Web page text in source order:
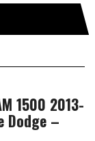
1500 2013-
Dodge –